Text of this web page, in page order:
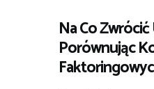
Na Co
Porównując